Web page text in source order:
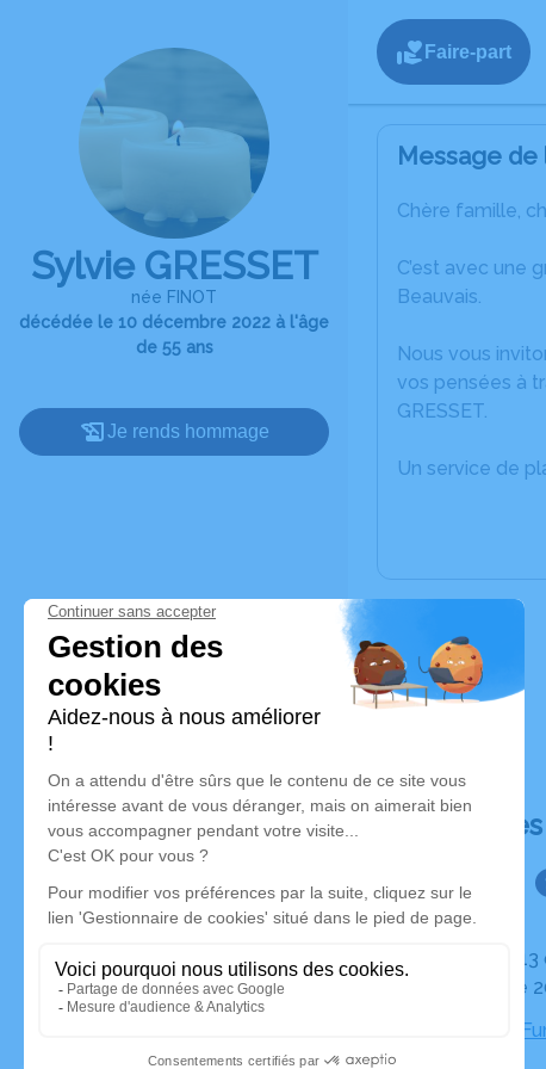
Sylvie GRESSET
née FINOT
décédée le 10 décembre 2022 à l'âge
de 55 ans
Je rends hommage
Faire-part
Message de
Chère famille,
C’est avec une
Beauvais.
Nous vous
vos pensées à
GRESSET.
Un service de
Déroulé
décembre
Chambre